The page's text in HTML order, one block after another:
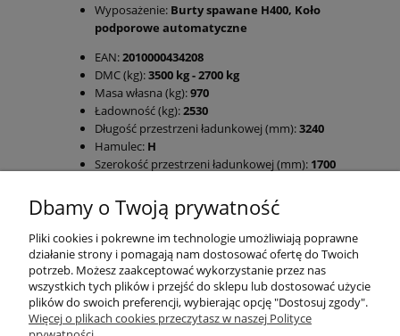
Wyposażenie: Burty spawane H400, Koło
podporowe automatyczne
EAN:2010000434208
DMC (kg):3500 kg - 2700 kg
Masa własna (kg):970
Ładowność (kg):2530
Długość przestrzeni ładunkowej (mm):3240
Hamulec: H
Szerokość przestrzeni ładunkowej (mm): 1700
Długość całkowita (mm):
4900
Wysokość całkowita (mm):1126
Uchylna:Tak
Wysokość burt:400
Materiał burt:Stal
Materiał ramy:Stal
Uchył:Trójstronny
Typ zawieszenia:2 osie hamowane 1800 kg
Dbamy o Twoją prywatność
Pliki cookies i pokrewne im technologie umożliwiają poprawne
działanie strony i pomagają nam dostosować ofertę do Twoich
potrzeb. Możesz zaakceptować wykorzystanie przez nas
wszystkich tych plików i przejść do sklepu lub dostosować użycie
plików do swoich preferencji, wybierając opcję "Dostosuj zgody".
Więcej o plikach cookies przeczytasz w naszej Polityce